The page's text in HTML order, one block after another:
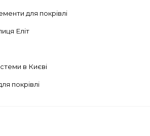
для покрівлі
Еліт
в Києві
покрівлі